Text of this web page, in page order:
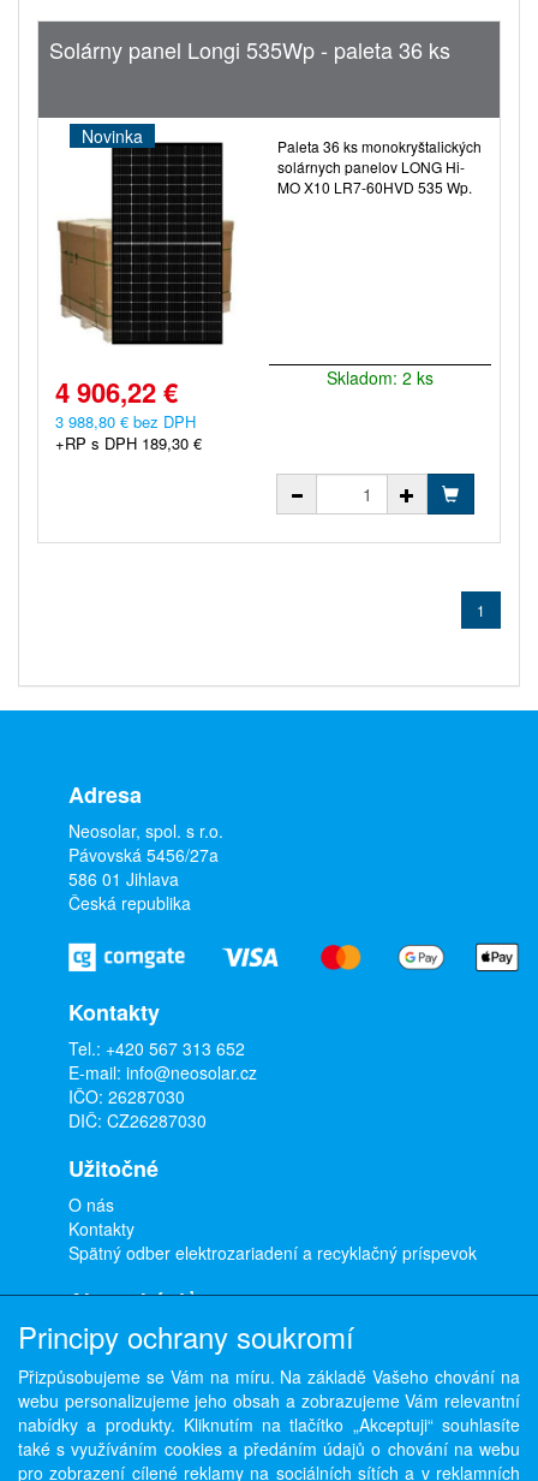
Solárny panel Longi 535Wp - paleta 36 ks
Novinka
Paleta 36 ks monokryštalických
solárnych panelov LONG Hi-
MO X10 LR7-60HVD 535 Wp.
4 906,22 €
3 988,80 € bez DPH
+RP s DPH 189,30 €
Skladom: 2 ks
1
Adresa
Neosolar, spol. s r.o.
Pávovská 5456/27a
586 01 Jihlava
Česká republika
Kontakty
Tel.: +420 567 313 652
E-mail: info@neosolar.cz
IČO: 26287030
DIČ: CZ26287030
Užitočné
O nás
Kontakty
Spätný odber elektrozariadení a recyklačný príspevok
Ako nakúpiť
Doprava a platba
Obchodné podmienky
Ochrana osobných údajov
Odstúpenie od zmluvy
Principy ochrany soukromí
Přizpůsobujeme se Vám na míru. Na základě Vašeho chování na
webu personalizujeme jeho obsah a zobrazujeme Vám relevantní
nabídky a produkty. Kliknutím na tlačítko „Akceptuji“ souhlasíte
také s využíváním cookies a předáním údajů o chování na webu
pro zobrazení cílené reklamy na sociálních sítích a v reklamních